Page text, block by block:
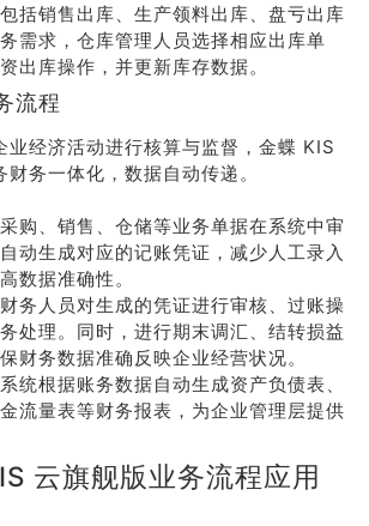
包括销售出库、生产领料出库、盘亏出库
需求，仓库管理人员选择相应出库单
出库操作，并更新库存数据。
流程
业经济活动进行核算与监督，金蝶 KIS
务一体化，数据自动传递。
采购、销售、仓储等业务单据在系统中审
动生成对应的记账凭证，减少人工录入
数据准确性。
财务人员对生成的凭证进行审核、过账操
处理。同时，进行期末调汇、结转损益
财务数据准确反映企业经营状况。
系统根据账务数据自动生成资产负债表、
流量表等财务报表，为企业管理层提供
云旗舰版业务流程应用